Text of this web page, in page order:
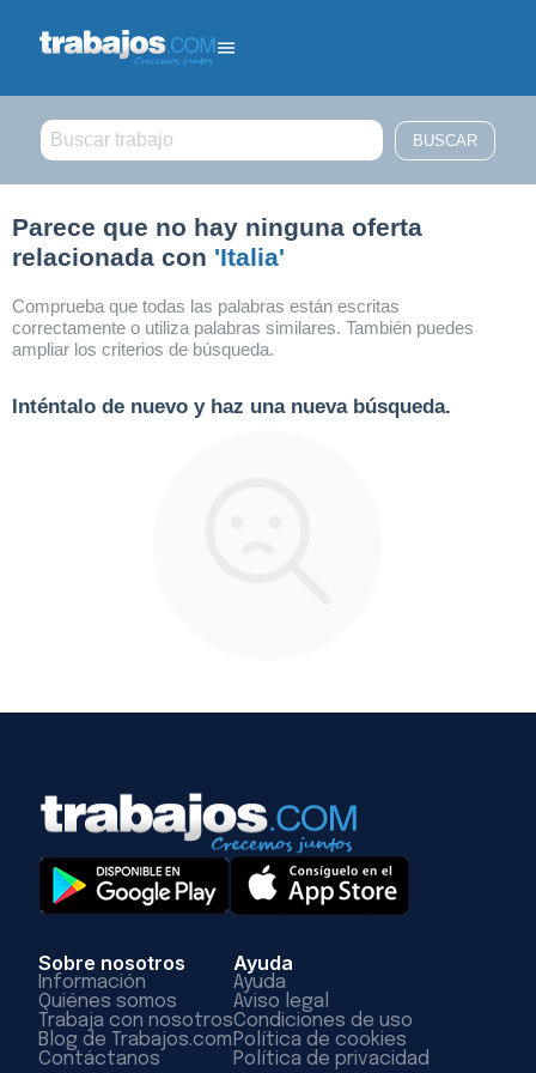
Parece que no hay ninguna oferta
relacionada con 'Italia'
Comprueba que todas las palabras están escritas
correctamente o utiliza palabras similares. También puedes
ampliar los criterios de búsqueda.
Inténtalo de nuevo y haz una nueva búsqueda.
Sobre nosotros
Información
Quiénes somos
Trabaja con nosotros
Blog de Trabajos.com
Contáctanos
Ayuda
Ayuda
Aviso legal
Condiciones de uso
Política de cookies
Política de privacidad